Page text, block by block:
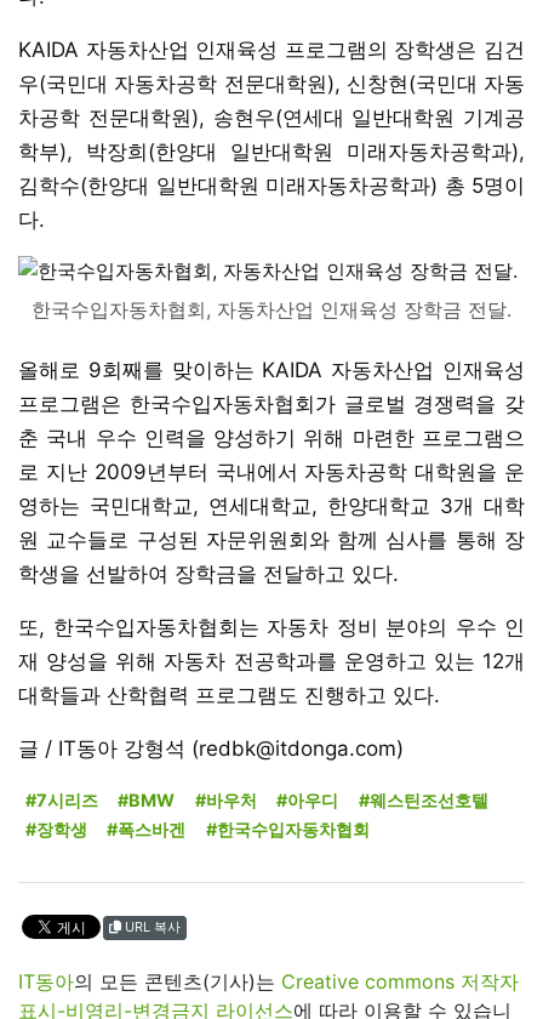
KAIDA 자동차산업 인재육성 프로그램의 장학생은 김건
우(국민대 자동차공학 전문대학원), 신창현(국민대 자동
차공학 전문대학원), 송현우(연세대 일반대학원 기계공
학부), 박장희(한양대 일반대학원 미래자동차공학과),
김학수(한양대 일반대학원 미래자동차공학과) 총 5명이
다.
한국수입자동차협회, 자동차산업 인재육성 장학금 전달.
올해로 9회째를 맞이하는 KAIDA 자동차산업 인재육성
프로그램은 한국수입자동차협회가 글로벌 경쟁력을 갖
춘 국내 우수 인력을 양성하기 위해 마련한 프로그램으
로 지난 2009년부터 국내에서 자동차공학 대학원을 운
영하는 국민대학교, 연세대학교, 한양대학교 3개 대학
원 교수들로 구성된 자문위원회와 함께 심사를 통해 장
학생을 선발하여 장학금을 전달하고 있다.
또, 한국수입자동차협회는 자동차 정비 분야의 우수 인
재 양성을 위해 자동차 전공학과를 운영하고 있는 12개
대학들과 산학협력 프로그램도 진행하고 있다.
글 / IT동아 강형석 (redbk@itdonga.com)
#7시리즈 #BMW #바우처 #아우디
#웨스틴조선호텔
#장학생
#폭스바겐 #한국수입자동차협회
URL 복사
IT동아의 모든 콘텐츠(기사)는 Creative commons 저작자
표시-비영리-변경금지 라이선스에 따라 이용할 수 있습니